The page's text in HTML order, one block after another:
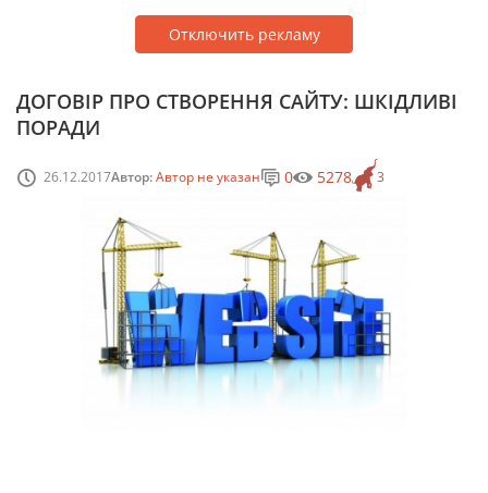
Отключить рекламу
ДОГОВІР ПРО СТВОРЕННЯ САЙТУ: ШКІДЛИВІ
ПОРАДИ
26.12.2017Автор:Автор не указан 3
0 5278